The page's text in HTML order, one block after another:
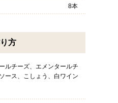
8本
方
ルチーズ、エメンタールチ
ース、こしょう、白ワイン